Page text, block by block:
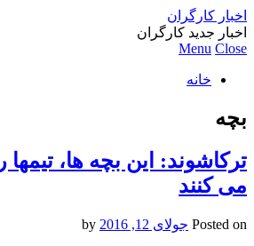
اخبار کارگران
اخبار جدید کارگران
Menu Close
خانه
بچه
ترکاشوند: این بچه ها،
می کنند
Posted on جولای 12, 2016